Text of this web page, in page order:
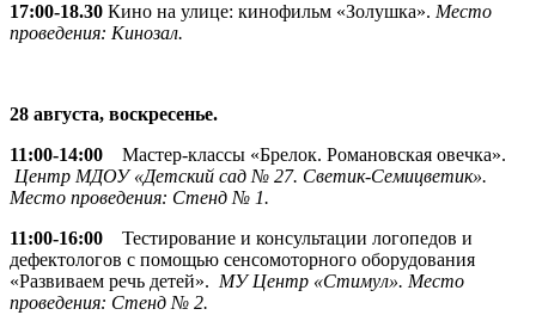
17:00-18.30 Кино на улице: кинофильм «Золушка». Место
проведения: Кинозал.
28 августа, воскресенье.
11:00-14:00 Мастер-классы «Брелок. Романовская овечка».
Центр МДОУ «Детский сад № 27. Светик-Семицветик».
Место проведения: Стенд № 1.
11:00-16:00 Тестирование и консультации логопедов и
дефектологов с помощью сенсомоторного оборудования
«Развиваем речь детей». МУ Центр «Стимул». Место
проведения: Стенд № 2.